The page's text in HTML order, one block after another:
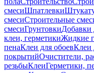
смесиШпатлевки
смесиСтроительные
смесиГрунтовкиДобавки
клеи, герметикиЖидкие
пенаКлеи для обоевКлеи
покрытийОчистители,
резьбыКлеиГерметики,